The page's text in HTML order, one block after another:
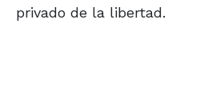
privado de la libertad.